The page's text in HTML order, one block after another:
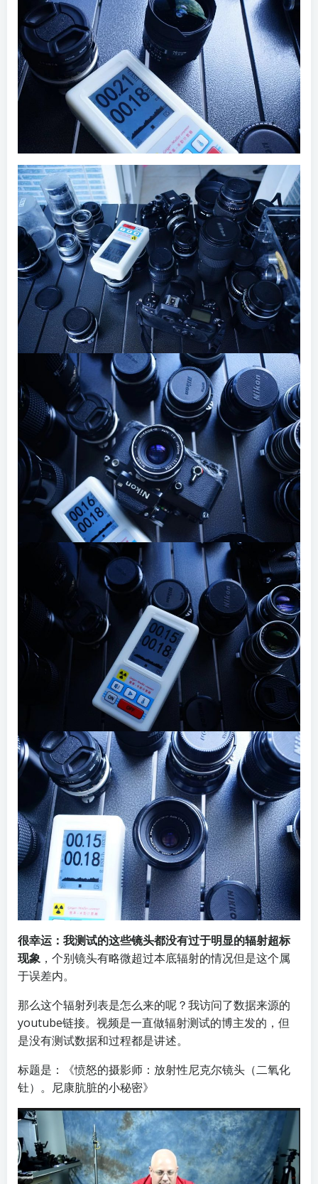
很幸运：我测试的这些镜头都没有过于明显的辐射超标
现象 ，个别镜头有略微超过本底辐射的情况但是这个属
于误差内。
那么这个辐射列表是怎么来的呢？我访问了数据来源的
youtube链接。视频是一直做辐射测试的博主发的，但
是没有测试数据和过程都是讲述。
标题是：《愤怒的摄影师：放射性尼克尔镜头（二氧化
钍）。尼康肮脏的小秘密》